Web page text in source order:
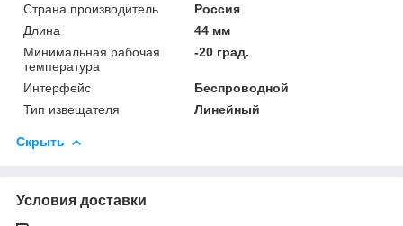
Страна производитель
Россия
Длина
44 мм
Минимальная рабочая
температура
-20 град.
Интерфейс
Беспроводной
Тип извещателя
Линейный
Скрыть
Условия доставки